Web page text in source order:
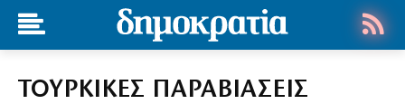
ΤΟΥΡΚΙΚΕΣ ΠΑΡΑΒΙΑΣΕΙΣ